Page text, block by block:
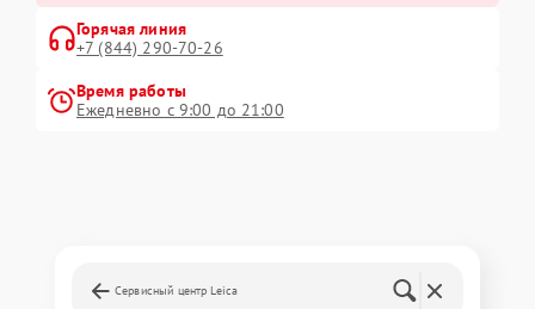
Горячая линия
+7 (844) 290-70-26
Время работы
Ежедневно с 9:00 до 21:00
Сервисный центр Leica